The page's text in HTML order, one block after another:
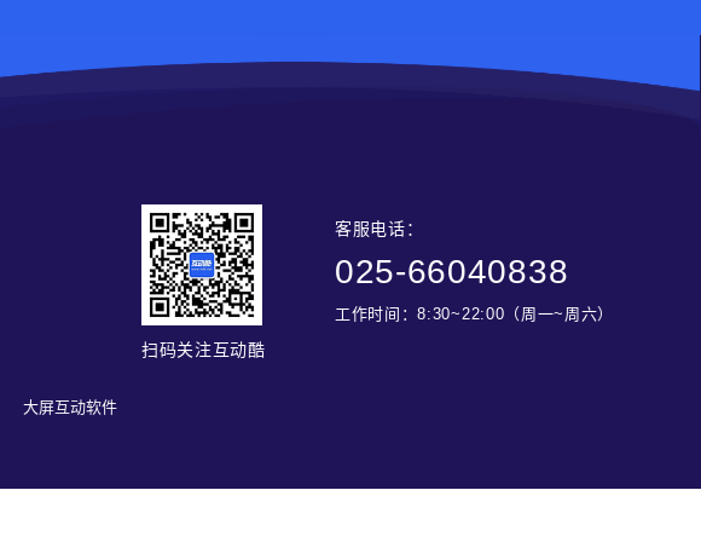
大屏互动软件
客服电话：
025-66040838
工作时间：8:30~22:00（周一~周六）
扫码关注互动酷